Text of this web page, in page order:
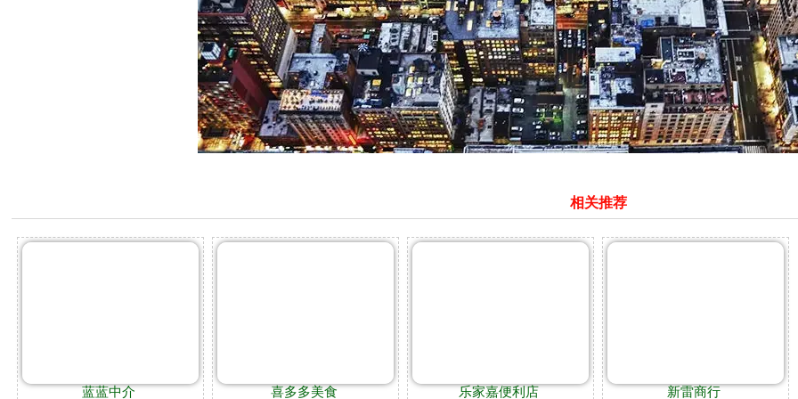
相关推荐
蓝蓝中介 喜多多美食 乐家嘉便利店 新雷商行